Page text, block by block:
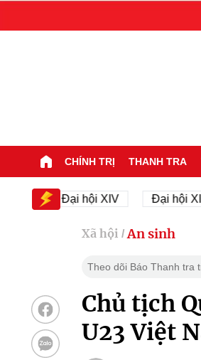
CHÍNH TRỊ THANH TRA
Đại hội XIV Đại hội XIV
Xã hội / An sinh
Theo dõi Báo Thanh tra
Chủ tịch
U23 Việt